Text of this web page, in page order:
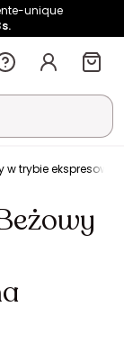
unique
w trybie